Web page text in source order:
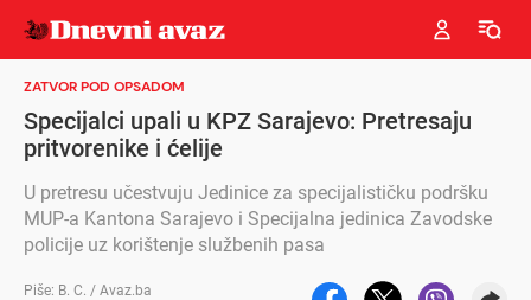
ZATVOR POD OPSADOM
Specijalci upali u KPZ Sarajevo: Pretresaju
pritvorenike i ćelije
U pretresu učestvuju Jedinice za specijalističku podršku
MUP-a Kantona Sarajevo i Specijalna jedinica Zavodske
policije uz korištenje službenih pasa
Piše: B. C. / Avaz.ba